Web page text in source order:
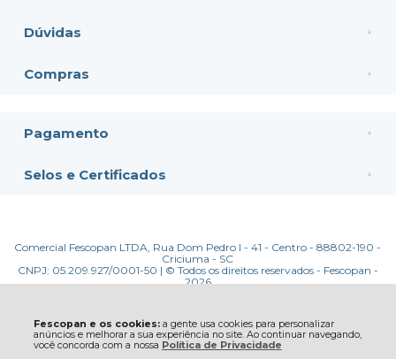
Fescopan e os cookies:a gente usa cookies para personalizar
anúncios e melhorar a sua experiência no site. Ao continuar navegando,
você concorda com a nossa Política de Privacidade
Dúvidas
Compras
Pagamento
Selos e Certificados
Comercial Fescopan LTDA, Rua Dom Pedro I - 41 - Centro - 88802-190 -
Criciuma - SC
CNPJ: 05.209.927/0001-50 | © Todos os direitos reservados - Fescopan -
2026